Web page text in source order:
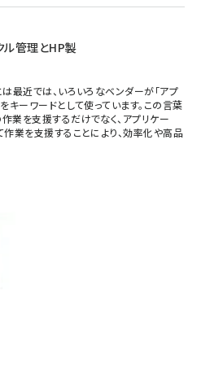
ル管理とHP製
は最近では、いろいろなベンダーが「アプ
キーワードとして使っています。この言葉
業を支援するだけでなく、アプリケー
作業を支援することにより、効率化や高品